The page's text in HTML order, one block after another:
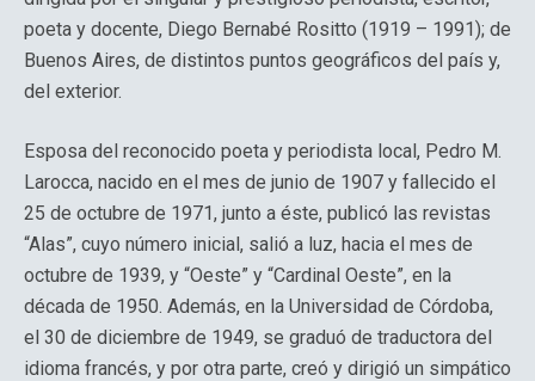
poeta y docente, Diego Bernabé Rositto (1919 – 1991); de
Buenos Aires, de distintos puntos geográficos del país y,
del exterior.
Esposa del reconocido poeta y periodista local, Pedro M.
Larocca, nacido en el mes de junio de 1907 y fallecido el
25 de octubre de 1971, junto a éste, publicó las revistas
“Alas”, cuyo número inicial, salió a luz, hacia el mes de
octubre de 1939, y “Oeste” y “Cardinal Oeste”, en la
década de 1950. Además, en la Universidad de Córdoba,
el 30 de diciembre de 1949, se graduó de traductora del
idioma francés, y por otra parte, creó y dirigió un simpático